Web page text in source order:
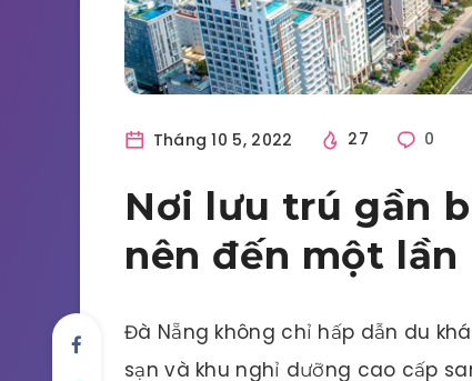
Tháng 10 5, 2022 27 0
Nơi lưu trú gần
nên đến một lần
Đà Nẵng không chỉ hấp dẫn du
sạn và khu nghỉ dưỡng cao cấp